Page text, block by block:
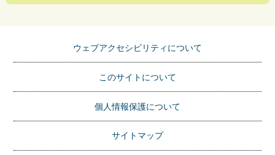
ウェブアクセシビリティについて
このサイトについて
個人情報保護について
サイトマップ